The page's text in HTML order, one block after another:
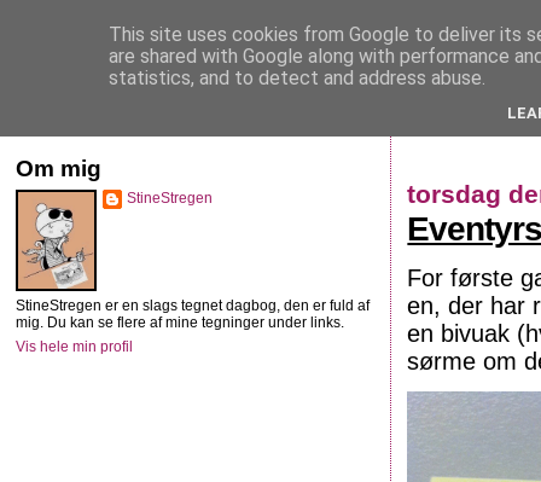
StineStregen
torsdag
For første
en, der har
en bivuak
sørme om
Om mig
StineStregen
StineStregen er en slags tegnet dagbog, den er fuld af
mig. Du kan se flere af mine tegninger under links.
Vis hele min profil
This site uses cookies from Google to deliver its
are shared with Google along with performance
statistics, and to detect and address abuse.